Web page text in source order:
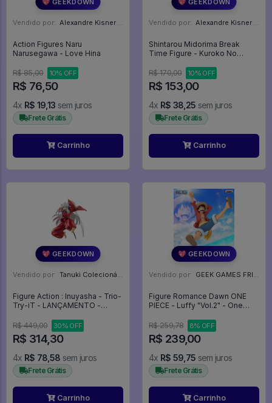
Vendido por: Alexandre Kisner - PR
Action Figures Naru
Narusegawa - Love Hina
R$ 85,00 10% OFF
R$ 76,50
4x R$ 19,13 sem juros
Frete Grátis
Carrinho
Vendido por: Alexandre Kisner - PR
Shintarou Midorima Break
Time Figure - Kuroko No
R$ 170,00
10% OFF
R$ 153,00
4x R$ 38,25 sem juros
Frete Grátis
Carrinho
💖 GEEKDOWN
Vendido por: Tanuki Colecionáveis - SP
Figure Action : Inuyasha - Trio-
Try-iT - LANÇAMENTO -
R$ 449,00
30% OFF
R$ 314,30
4x R$ 78,58 sem juros
Frete Grátis
Carrinho
💖 GEEKDOWN
Vendido por: GEEK GAMES FRIEND - RJ
Figure Romance Dawn ONE
PIECE - Luffy "Vol.2" - One
R$ 259,78
8% OFF
R$ 239,00
4x R$ 59,75 sem juros
Frete Grátis
Carrinho